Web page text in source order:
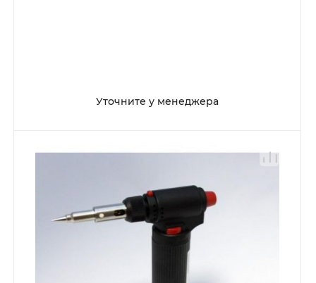
Уточните у менеджера